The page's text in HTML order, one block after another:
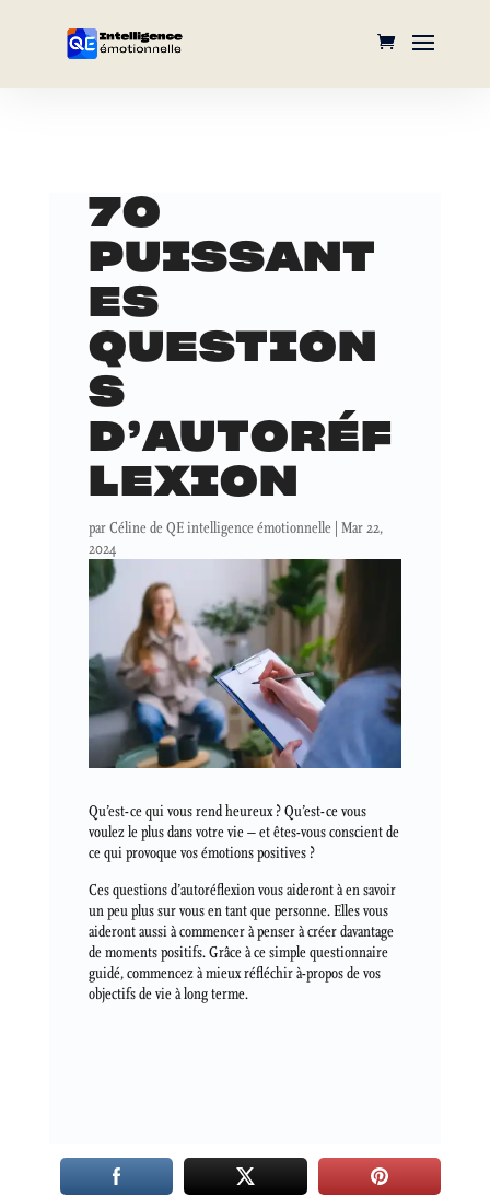
70
PUISSANT
ES
QUESTION
S
D’AUTORÉF
LEXION
parCéline de QE intelligence émotionnelle Mar 22,
2024
Qu’est-ce qui vous rend heureux ? Qu’est-ce vous
voulez le plus dans votre vie – et êtes-vous conscient de
ce qui provoque vos émotions positives ?
Ces questions d’autoréflexion vous aideront à en savoir
un peu plus sur vous en tant que personne. Elles vous
aideront aussi à commencer à penser à créer davantage
de moments positifs. Grâce à ce simple questionnaire
guidé, commencez à mieuxréfléchirà-propos de vos
objectifs de vie à long terme.